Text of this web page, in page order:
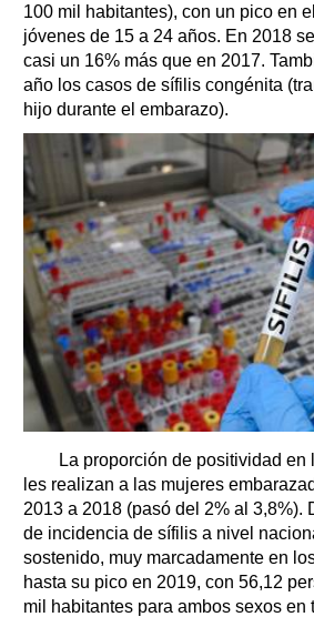
100 mil habitantes), con un pico en
jóvenes de 15 a 24 años. En 2018
casi un 16% más que en 2017.
año los casos de sífilis congénita
hijo durante el embarazo).
La proporción de positividad en
les realizan a las mujeres
2013 a 2018 (pasó del 2% al 3,8%).
de incidencia de sífilis a nivel
sostenido, muy marcadamente en
hasta su pico en 2019, con 56,12
mil habitantes para ambos sexos en